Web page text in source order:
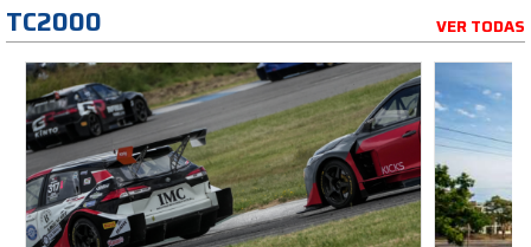
TC2000 VER TODAS